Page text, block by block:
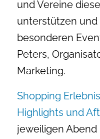
und Vereine
unterstützen und
besonderen
Peters,
Marketing.
Shopping
Highlights und
jeweiligen